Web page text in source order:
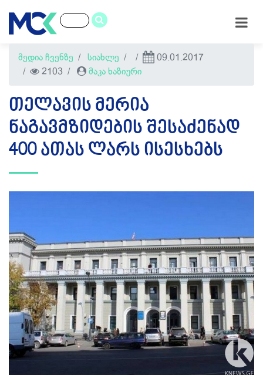
მედია ჩვენზე სიახლე
09.01.2017
2103
მაკა ხაზიური
ᲗᲔᲚᲐᲕᲘᲡ ᲛᲔᲠᲘᲐ
ᲜᲐᲒᲐᲕᲛᲖᲘᲓᲔᲑᲘᲡ ᲨᲔᲡᲐᲫᲔᲜᲐᲓ
400 ᲐᲗᲐᲡ ᲚᲐᲠᲡ ᲘᲡᲔᲡᲮᲔᲑᲡ